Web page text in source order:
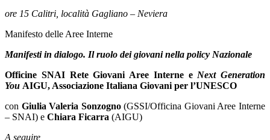
ore 15 Calitri, località Gagliano – Neviera
Manifesto delle Aree Interne
Manifesti in dialogo. Il ruolo dei giovani nella policy Nazionale
Officine SNAI Rete Giovani Aree Interne e Next Generation
You AIGU, Associazione Italiana Giovani per l’UNESCO
con Giulia Valeria Sonzogno(GSSI/Officina Giovani Aree Interne
– SNAI) e Chiara Ficarra (AIGU)
A seguire